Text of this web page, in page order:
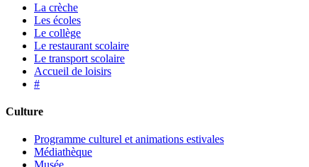
La crèche
Les écoles
Le collège
Le restaurant scolaire
Le transport scolaire
Accueil de loisirs
#
Culture
Programme culturel et animations estivales
Médiathèque